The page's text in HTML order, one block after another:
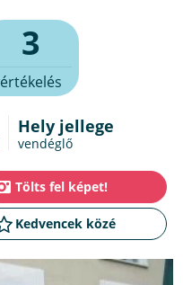
3
értékelés
Hely jellege
vendéglő